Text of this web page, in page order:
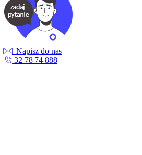
Napisz do nas
32 78 74 888